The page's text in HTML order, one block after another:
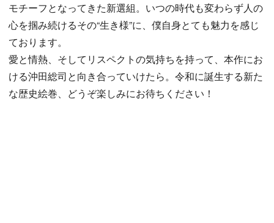
モチーフとなってきた新選組。いつの時代も変わらず人の
心を掴み続けるその“生き様”に、僕自身とても魅力を感じ
ております。
愛と情熱、そしてリスペクトの気持ちを持って、本作にお
ける沖田総司と向き合っていけたら。令和に誕生する新た
な歴史絵巻、どうぞ楽しみにお待ちください！